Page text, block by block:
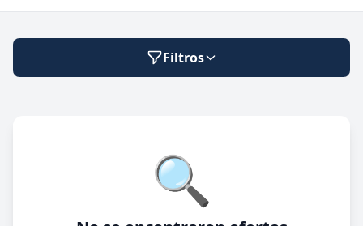
Ubicación
🔍 Buscar
Filtros
Modalidad de trabajo🔍